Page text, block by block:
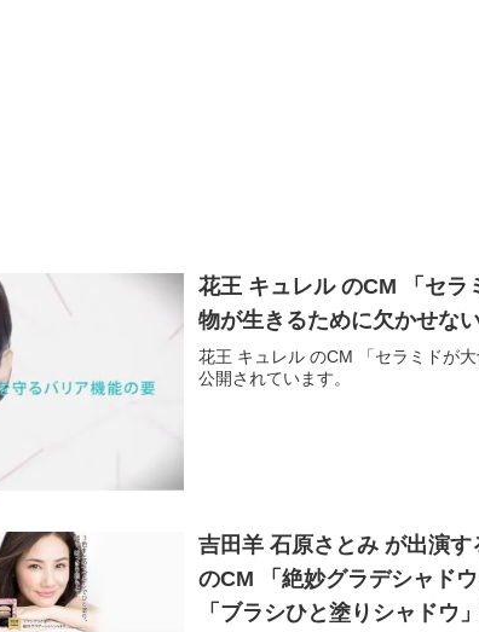
花王 キュレル のCM 「セラ
物が生きるために欠かせな
花王 キュレル のCM 「セラミドが
公開されています。
吉田羊 石原さとみ が出演
のCM 「絶妙グラデシャド
「ブラシひと塗りシャドウ